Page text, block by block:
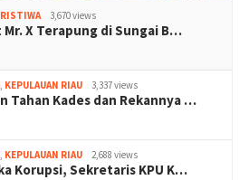
3,670 views
X Terapung di Sungai B…
, KEPULAUAN RIAU 3,337 views
Tahan Kades dan Rekannya …
, KEPULAUAN RIAU 2,688 views
Korupsi, Sekretaris KPU K…